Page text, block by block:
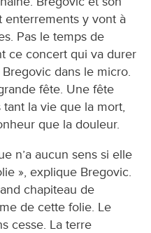
enterrements y vont à
Pas le temps de
ce concert qui va durer
dans le micro.
fête. Une fête
la vie que la mort,
que la douleur.
n’a aucun sens si elle
», explique Bregovic.
chapiteau de
de cette folie. Le
cesse. La terre